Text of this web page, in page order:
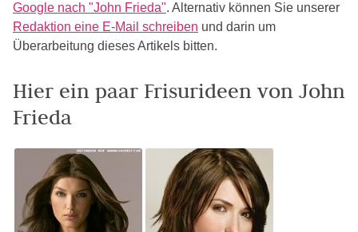
Google nach "John Frieda". Alternativ können Sie unserer
Redaktion eine E-Mail schreiben und darin um
Überarbeitung dieses Artikels bitten.
Hier ein paar Frisurideen von John
Frieda